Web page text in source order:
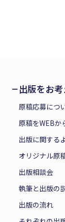
出版をお
原稿応募につ
原稿をWEBか
出版に関する
オリジナル原
出版相談会
執筆と出版の
出版の流れ